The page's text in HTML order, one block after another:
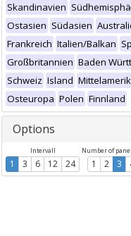
Skandinavien
Ostasien Südasien
Frankreich Italien/Balkan
Großbritannien Baden
Schweiz Island
Osteuropa Polen Finnland
Options
Intervall
1 3 6 12 24
Number of
1 2 3